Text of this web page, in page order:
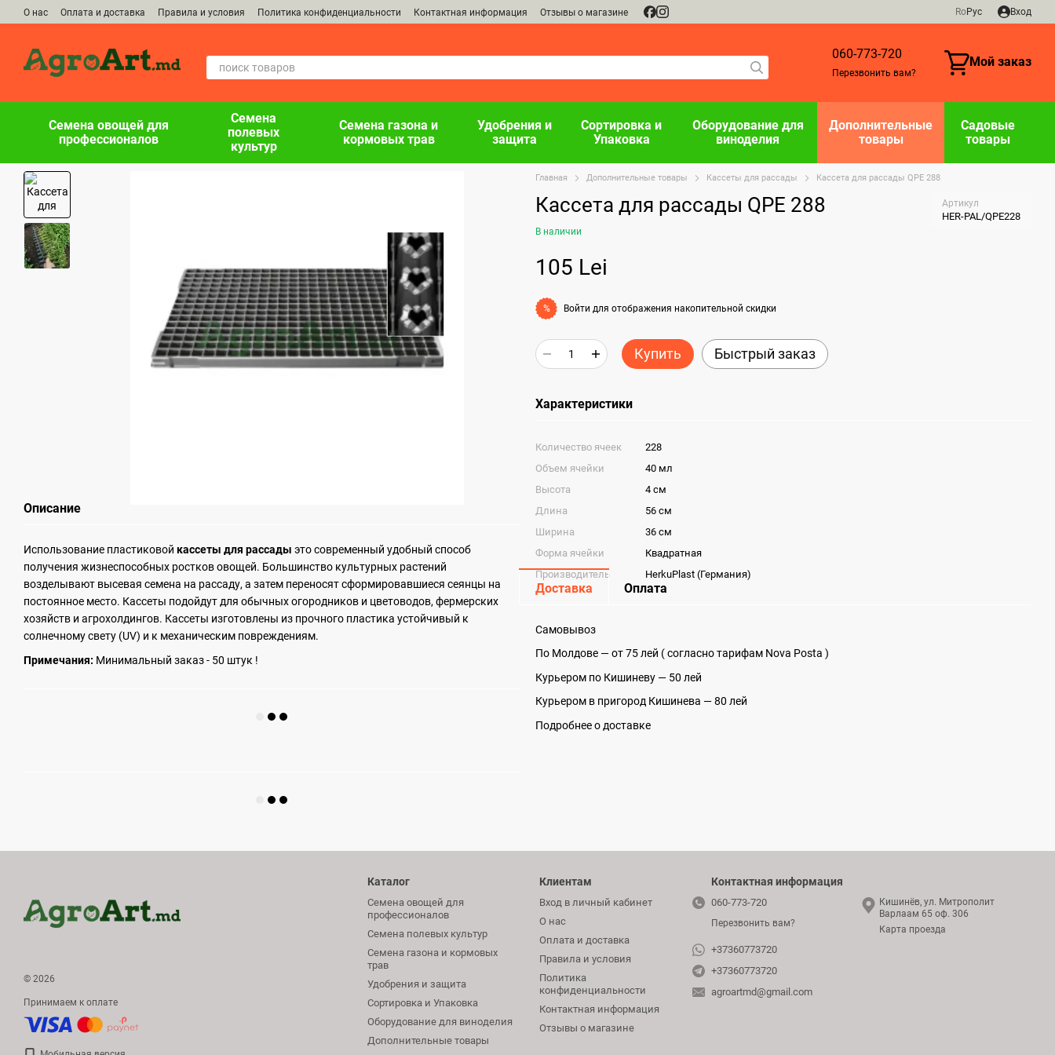
Перейти к основному контенту
О нас Оплата и доставка Правила и условия Политика конфиденциальности Контактная информация Отзывы о магазине RoРус Вход
060-773-720
Перезвонить вам?
Мой заказ
Семена овощей для
профессионалов
Семена
полевых
культур
Семена газона и
кормовых трав
Удобрения и
защита
Сортировка и
Упаковка
Оборудование для
виноделия
Дополнительные
товары
Садовые
товары
Описание
Использование пластиковой кассеты для рассады это современный удобный способ
получения жизнеспособных ростков овощей. Большинство культурных растений
возделывают высевая семена на рассаду, а затем переносят сформировавшиеся сеянцы на
постоянное место. Кассеты подойдут для обычных огородников и цветоводов, фермерских
хозяйств и агрохолдингов. Кассеты изготовлены из прочного пластика устойчивый к
солнечному свету (UV) и к механическим повреждениям.
Примечания: Минимальный заказ - 50 штук !
Главная Дополнительные товары Касcеты для рассады Кассета для рассады QPE 288
Кассета для рассады QPE 288 Артикул
HER-PAL/QPE228
В наличии
105 Lei
% Войти для отображения накопительной скидки
Купить Быстрый заказ
Характеристики
Количество ячеек
228
Объем ячейки
40 мл
Высота
4 см
Длина
56 см
Ширина
36 см
Форма ячейки
Квадратная
Производитель
HerkuPlast (Германия)
Доставка Оплата
Самовывоз
По Молдове — от 75 лей ( согласно тарифам Nova Posta )
Курьером по Кишиневу — 50 лей
Курьером в пригород Кишинева — 80 лей
Подробнее о доставке
© 2026
Принимаем к оплате
Каталог
Семена овощей для
профессионалов
Семена полевых культур
Семена газона и кормовых
трав
Удобрения и защита
Сортировка и Упаковка
Оборудование для виноделия
Дополнительные товары
Клиентам
Вход в личный кабинет
О нас
Оплата и доставка
Правила и условия
Политика
конфиденциальности
Контактная информация
Отзывы о магазине
Контактная информация
060-773-720
Перезвонить вам?
+37360773720
+37360773720
agroartmd@gmail.com
Кишинёв, ул. Митрополит
Варлаам 65 оф. 306
Карта проезда